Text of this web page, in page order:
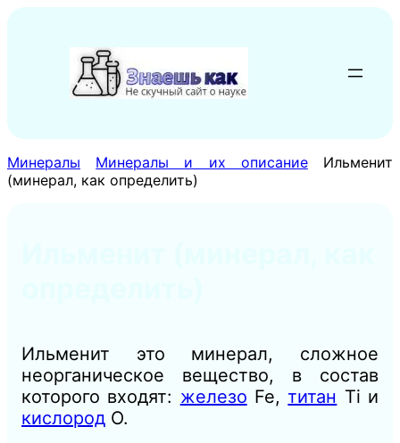
содержимому
Минералы Минералы и их описание
Ильменит
(минерал, как определить)
Ильменит это минерал, сложное
неорганическое вещество, в состав
которого входят: железо Fe, титан Ti и
кислород О.